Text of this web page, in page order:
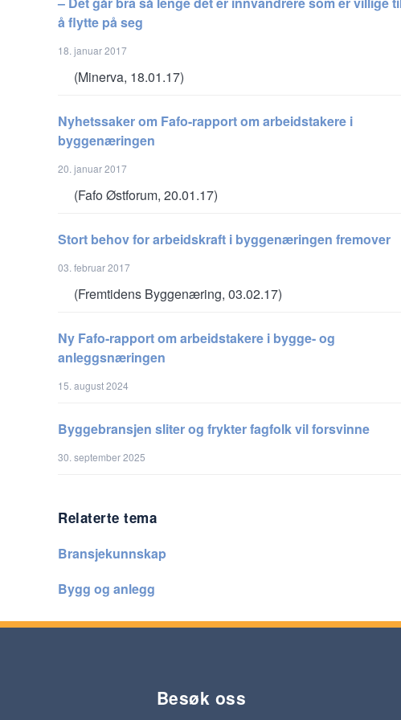
å flytte på seg
18. januar 2017
(Minerva, 18.01.17)
Nyhetssaker om Fafo-rapport om arbeidstakere i
byggenæringen
20. januar 2017
(Fafo Østforum, 20.01.17)
Stort behov for arbeidskraft i byggenæringen fremover
03. februar 2017
(Fremtidens Byggenæring, 03.02.17)
Ny Fafo-rapport om arbeidstakere i bygge- og
anleggsnæringen
15. august 2024
Byggebransjen sliter og frykter fagfolk vil forsvinne
30. september 2025
Relaterte tema
Bransjekunnskap
Bygg og anlegg
Besøk oss